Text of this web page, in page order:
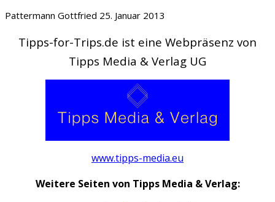
Pattermann Gottfried 25. Januar 2013
Tipps-for-Trips.de ist eine Webpräsenz von
Tipps Media & Verlag UG
www.tipps-media.eu
Weitere Seiten von Tipps Media & Verlag: